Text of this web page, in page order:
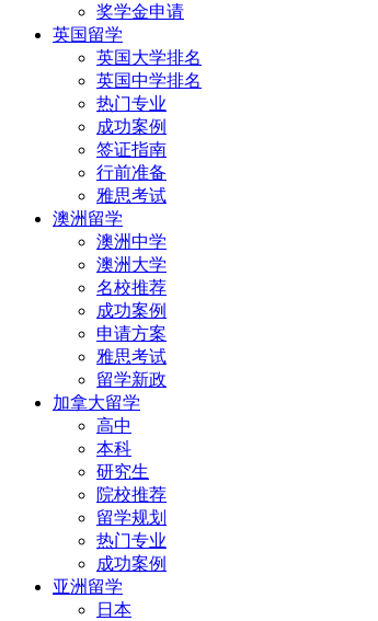
奖学金申请
英国留学
英国大学排名
英国中学排名
热门专业
成功案例
签证指南
行前准备
雅思考试
澳洲留学
澳洲中学
澳洲大学
名校推荐
成功案例
申请方案
雅思考试
留学新政
加拿大留学
高中
本科
研究生
院校推荐
留学规划
热门专业
成功案例
亚洲留学
日本